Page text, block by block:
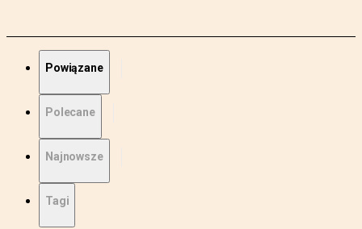
Powiązane
Polecane
Najnowsze
Tagi